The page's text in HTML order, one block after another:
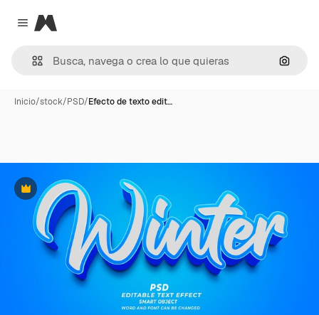
Close menu
Magnific
Inicio/stock/PSD/Efecto de texto edit…
Premium